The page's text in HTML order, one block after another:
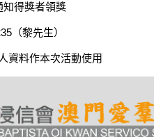
知得獎者領獎
（黎先生）
資料作本次活動使用